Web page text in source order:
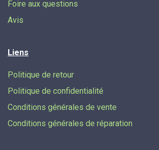
Foire aux questions
Avis
Liens
Politique de retour
Politique de confidentialité
Conditions générales de vente
Conditions générales de réparation